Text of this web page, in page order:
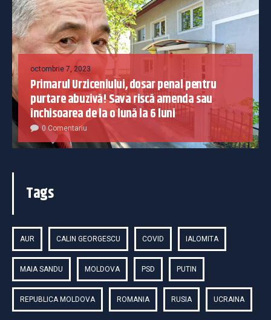
octombrie 7, 2023
Primarul Urziceniului, dosar penal pentru
purtare abuzivă! Sava riscă amenda sau
închisoarea de la o lună la 6 luni
0 Comentariu
Tags
AUR CALIN GEORGESCU COVID IALOMITA
MAIA SANDU MOLDOVA PSD PUTIN
REPUBLICA MOLDOVA ROMANIA RUSIA UCRAINA